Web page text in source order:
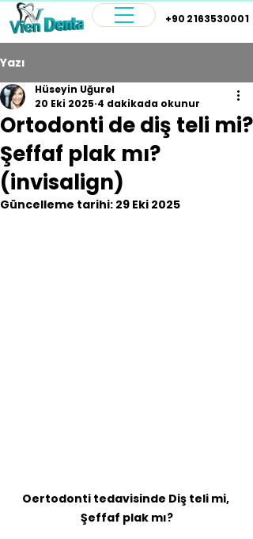
+90 2163530001
Yazı
Ortodonti de diş teli mi?
Şeffaf plak mı?
(invisalign)
Hüseyin Uğurel
20 Eki 2025 4 dakikada okunur
Güncelleme tarihi: 29 Eki 2025
Oertodonti tedavisinde Diş teli mi,
Şeffaf plak mı?